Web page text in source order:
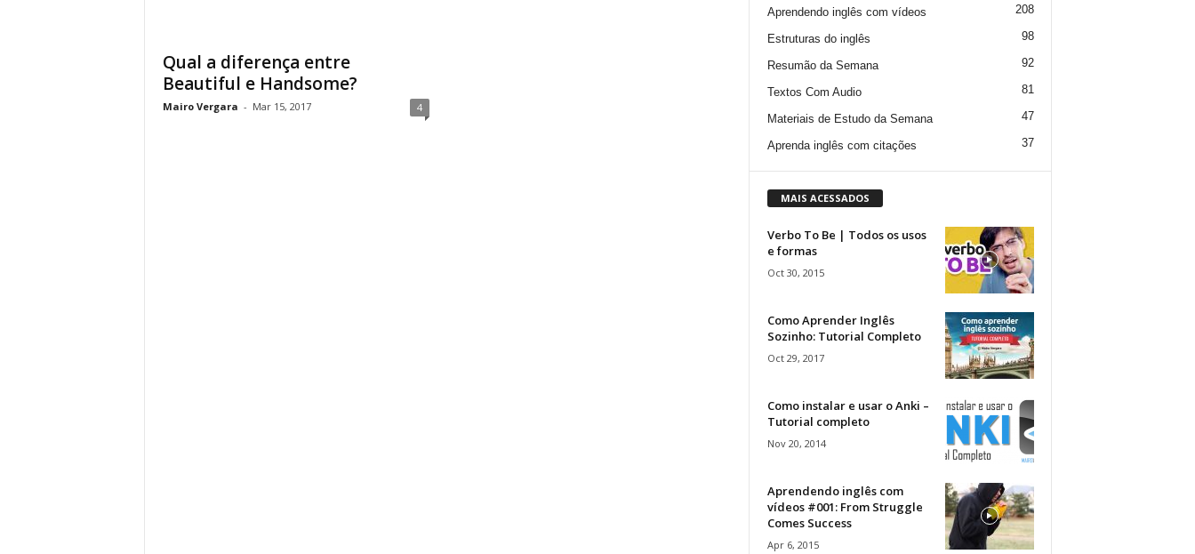
Qual a diferença entre
Beautiful e Handsome?
Mairo Vergara - Mar 15, 2017 4
Aprendendo inglês com vídeos 208
Estruturas do inglês 98
Resumão da Semana 92
Textos Com Audio 81
Materiais de Estudo da Semana 47
Aprenda inglês com citações 37
MAIS ACESSADOS
Verbo To Be | Todos os usos
e formas
Oct 30, 2015
Como Aprender Inglês
Sozinho: Tutorial Completo
Oct 29, 2017
Como instalar e usar o Anki –
Tutorial completo
Nov 20, 2014
Aprendendo inglês com
vídeos #001: From Struggle
Comes Success
Apr 6, 2015